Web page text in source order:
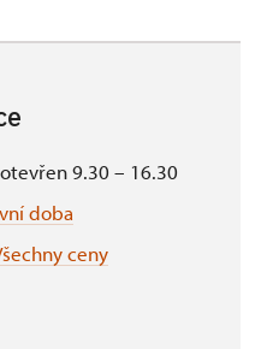
9.30 – 16.30
doba
ceny